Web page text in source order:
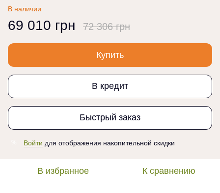
В наличии
69 010 грн 72 306 грн
Купить
В кредит
Быстрый заказ
Войти для отображения накопительной скидки
В избранное К сравнению